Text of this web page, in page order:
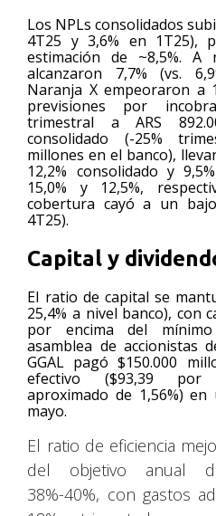
Los NPLs consolidados
4T25 y 3,6% en 1T25),
estimación de ~8,5%. A
alcanzaron 7,7% (vs.
Naranja X empeoraron a
previsiones por
trimestral a ARS
consolidado (-25%
millones en el banco),
12,2% consolidado y
15,0% y 12,5%,
cobertura cayó a un
4T25).
Capital y
El ratio de capital se
25,4% a nivel banco), con
por encima del
asamblea de accionistas
GGAL pagó $150.000
efectivo ($93,39 por
aproximado de 1,56%)
mayo.
El ratio de eficiencia
del objetivo anual
38%-40%, con gastos